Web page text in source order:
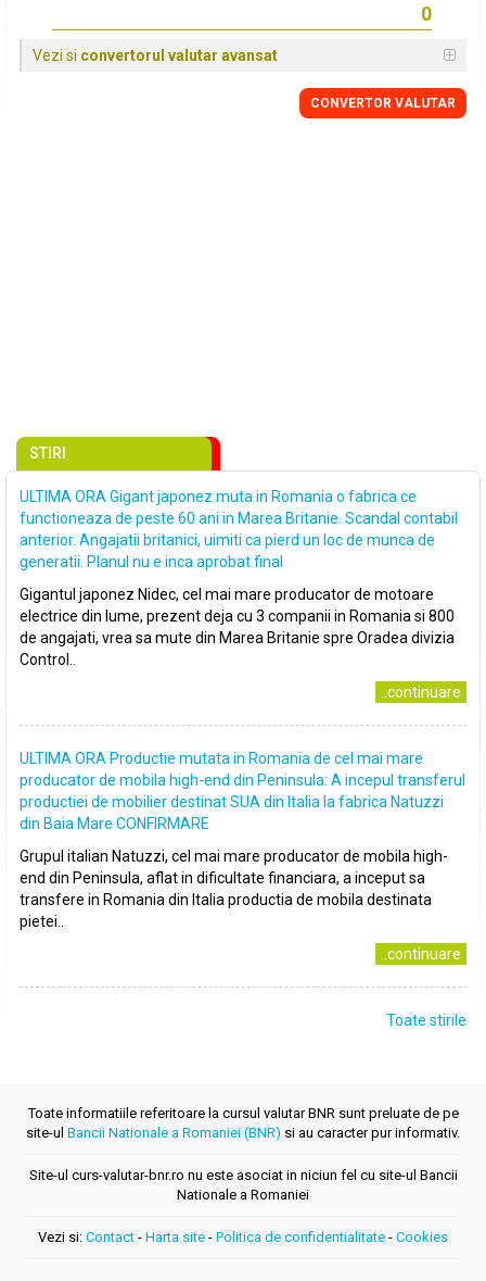
Vezi si convertorul valutar avansat
CONVERTOR VALUTAR
STIRI
ULTIMA ORA Gigant japonez muta in Romania o fabrica ce
functioneaza de peste 60 ani in Marea Britanie. Scandal contabil
anterior. Angajatii britanici, uimiti ca pierd un loc de munca de
generatii. Planul nu e inca aprobat final
Gigantul japonez Nidec, cel mai mare producator de motoare
electrice din lume, prezent deja cu 3 companii in Romania si 800
de angajati, vrea sa mute din Marea Britanie spre Oradea divizia
Control..
..continuare
ULTIMA ORA Productie mutata in Romania de cel mai mare
producator de mobila high-end din Peninsula: A incepul transferul
productiei de mobilier destinat SUA din Italia la fabrica Natuzzi
din Baia Mare CONFIRMARE
Grupul italian Natuzzi, cel mai mare producator de mobila high-
end din Peninsula, aflat in dificultate financiara, a inceput sa
transfere in Romania din Italia productia de mobila destinata
pietei..
..continuare
Toate stirile
Toate informatiile referitoare la cursul valutar BNR sunt preluate de pe
site-ul Bancii Nationale a Romaniei (BNR) si au caracter pur informativ.
Site-ul curs-valutar-bnr.ro nu este asociat in niciun fel cu site-ul Bancii
Nationale a Romaniei
Vezi si: Contact - Harta site - Politica de confidentialitate - Cookies